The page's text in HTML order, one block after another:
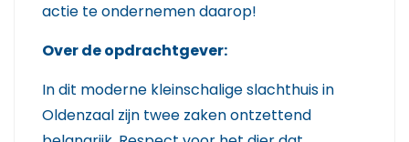
actie te ondernemen daarop!
Over de opdrachtgever:
In dit moderne kleinschalige slachthuis in
Oldenzaal zijn twee zaken ontzettend